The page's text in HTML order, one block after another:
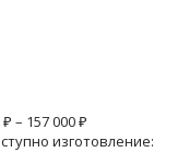
– 157 000 ₽
изготовление: